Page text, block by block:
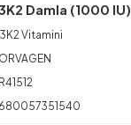
Damla (1000
Vitamini